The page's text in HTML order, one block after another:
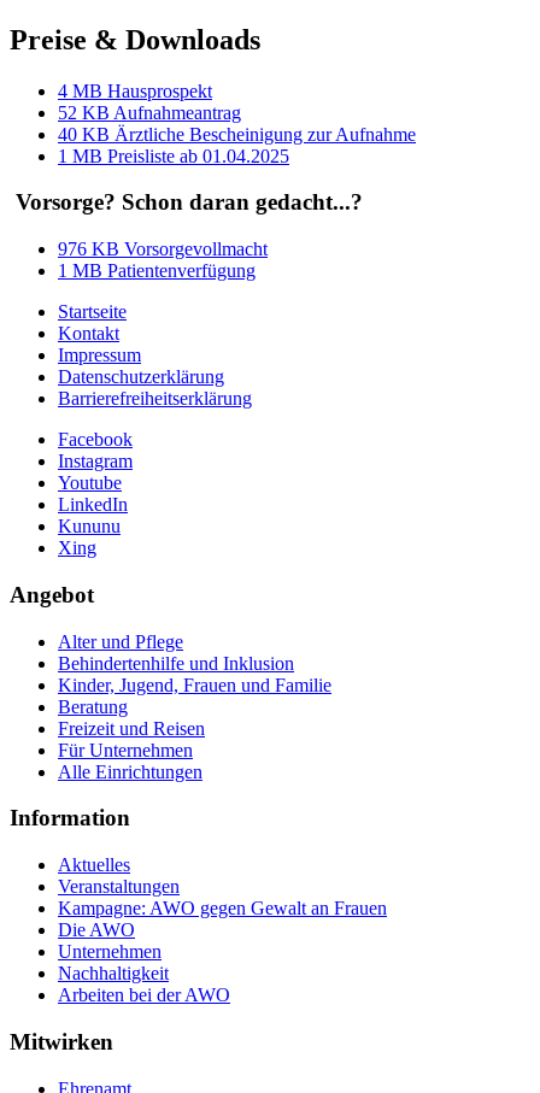
Preise & Downloads
4 MB Hausprospekt
52 KB Aufnahmeantrag
40 KB Ärztliche Bescheinigung zur Aufnahme
1 MB Preisliste ab 01.04.2025
Vorsorge? Schon daran gedacht...?
976 KB Vorsorgevollmacht
1 MB Patientenverfügung
Startseite
Kontakt
Impressum
Datenschutzerklärung
Barrierefreiheitserklärung
Facebook
Instagram
Youtube
LinkedIn
Kununu
Xing
Angebot
Alter und Pflege
Behindertenhilfe und Inklusion
Kinder, Jugend, Frauen und Familie
Beratung
Freizeit und Reisen
Für Unternehmen
Alle Einrichtungen
Information
Aktuelles
Veranstaltungen
Kampagne: AWO gegen Gewalt an Frauen
Die AWO
Unternehmen
Nachhaltigkeit
Arbeiten bei der AWO
Mitwirken
Ehrenamt